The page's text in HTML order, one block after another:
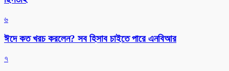
৬
ঈদে কত খরচ করলেন? সব হিসাব চাইতে পারে এনবিআর
৭